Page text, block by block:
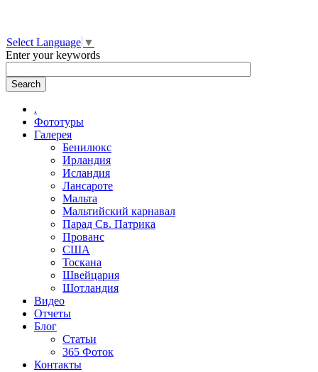
Select Language ▼
Enter your keywords
.
Фототуры
Галерея
Бенилюкс
Ирландия
Исландия
Лансароте
Мальта
Мальтийский карнавал
Парад Св. Патрика
Прованс
США
Тоскана
Швейцария
Шотландия
Видео
Отчеты
Блог
Статьи
365 Фоток
Контакты